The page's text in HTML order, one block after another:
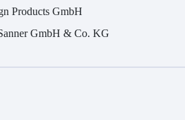
Products GmbH
GmbH & Co. KG